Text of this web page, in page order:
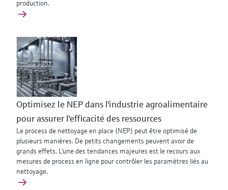
production.
Optimisez le NEP dans l'industrie agroalimentaire
pour assurer l'efficacité des ressources
Le process de nettoyage en place (NEP) peut être optimisé de
plusieurs manières. De petits changements peuvent avoir de
grands effets. L'une des tendances majeures est le recours aux
mesures de process en ligne pour contrôler les paramètres liés au
nettoyage.